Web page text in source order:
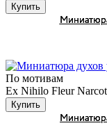
Купить
По мотивам
Ex Nihilo Fleur
Купить